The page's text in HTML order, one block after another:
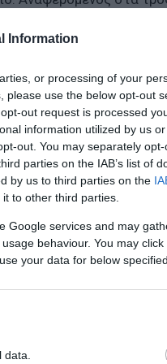
Information
or processing of your
please use the below opt-out
out request is processed
information utilized by us
out. You may separately
parties on the IAB’s list of
by us to third parties on the
to other third parties.
Google services and may
behaviour. You may
your data for below
και τα τρόφιμα
από τη νέα
συγκράτηση τιμών,
περαιτέρω
του πλαφόν στα
από 2,5 ευρώ το λίτρο».
παραγωγής και την
του Υπουργείου